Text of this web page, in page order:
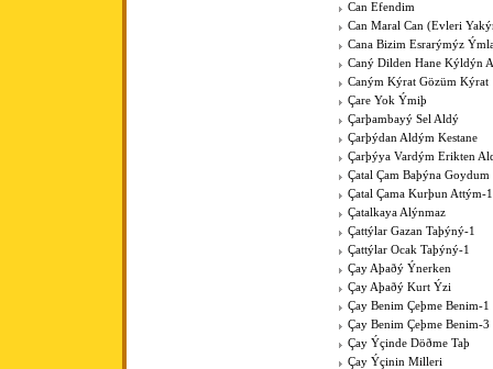
Can Efendim
Can Maral Can (Evleri
Cana Bizim Esrarýmýz
Caný Dilden Hane Kýldýn
Caným Kýrat Gözüm Kýrat
Çare Yok Ýmiþ
Çarþambayý Sel Aldý
Çarþýdan Aldým Kestane
Çarþýya Vardým Erikten
Çatal Çam Baþýna Goydum
Çatal Çama Kurþun Attým-1
Çatalkaya Alýnmaz
Çattýlar Gazan Taþýný-1
Çattýlar Ocak Taþýný-1
Çay Aþaðý Ýnerken
Çay Aþaðý Kurt Ýzi
Çay Benim Çeþme Benim-1
Çay Benim Çeþme Benim-3
Çay Ýçinde Döðme Taþ
Çay Ýçinin Milleri